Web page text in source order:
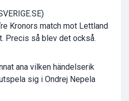
Kronors match mot Lettland
Precis så blev det också.
ana vilken händelserik
sig i Ondrej Nepela